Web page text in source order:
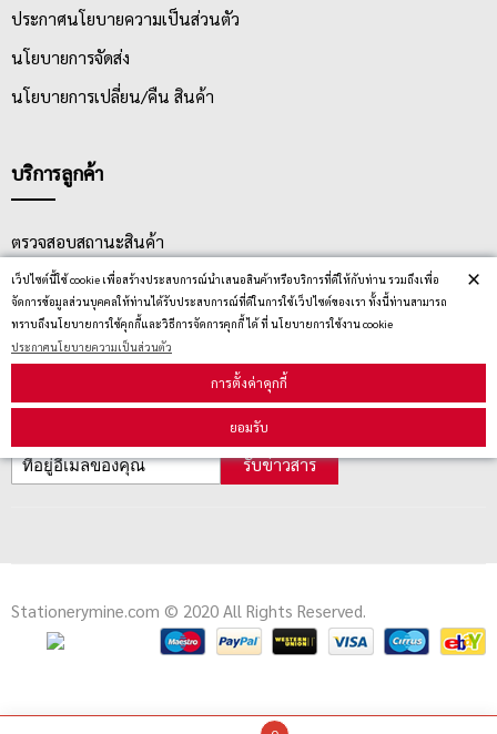
เว็ปไซต์นี้ใช้ cookie เพื่อสร้างประสบการณ์นำเสนอสินค้าหรือบริการที่ดีให้กับท่าน รวมถึงเพื่อ
จัดการข้อมูลส่วนบุคคลให้ท่านได้รับประสบการณ์ที่ดีในการใช้เว็ปไซต์ของเรา ทั้งนี้ท่านสามารถ
ทราบถึงนโยบายการใช้คุกกี้และวิธีการจัดการคุกกี้ ได้ ที่ นโยบายการใช้งาน cookie
ประกาศนโยบายความเป็นส่วนตัว
การตั้งค่าคุกกี้
ยอมรับ
×
ประกาศนโยบายความเป็นส่วนตัว
นโยบายการจัดส่ง
นโยบายการเปลี่ยน/คืน สินค้า
บริการลูกค้า
ตรวจสอบสถานะสินค้า
คู่มือนักช้อป
วิธีลบคุกกี้
รับข่าวสาร
Stationerymine.com © 2020 All Rights Reserved.